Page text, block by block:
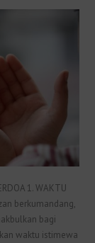
1. WAKTU
berkumandang,
bagi
waktu istimewa